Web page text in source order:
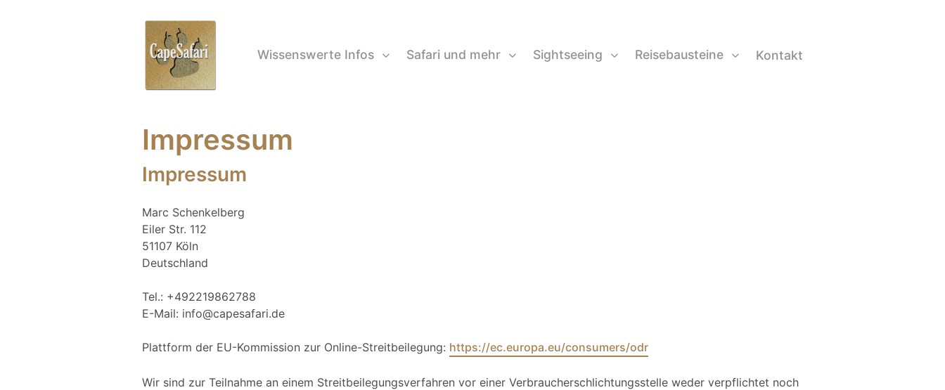
Wissenswerte Infos Safari und mehr Sightseeing Reisebausteine Kontakt
Impressum
Impressum
Marc Schenkelberg
Eiler Str. 112
51107 Köln
Deutschland
Tel.: +492219862788
E-Mail: info@capesafari.de
Plattform der EU-Kommission zur Online-Streitbeilegung: https://ec.europa.eu/consumers/odr
Wir sind zur Teilnahme an einem Streitbeilegungsverfahren vor einer Verbraucherschlichtungsstelle weder verpflichtet noch